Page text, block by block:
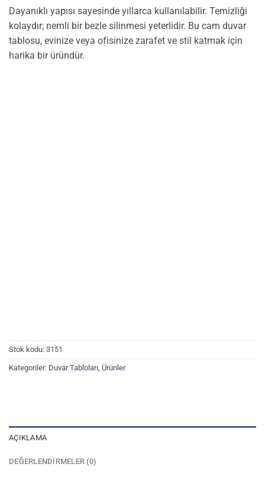
Dayanıklı yapısı sayesinde yıllarca kullanılabilir. Temizliği
kolaydır; nemli bir bezle silinmesi yeterlidir. Bu cam duvar
tablosu, evinize veya ofisinize zarafet ve stil katmak için
harika bir üründür.
Stok kodu: 3151
Kategoriler: Duvar Tabloları, Ürünler
AÇIKLAMA
DEĞERLENDIRMELER (0)